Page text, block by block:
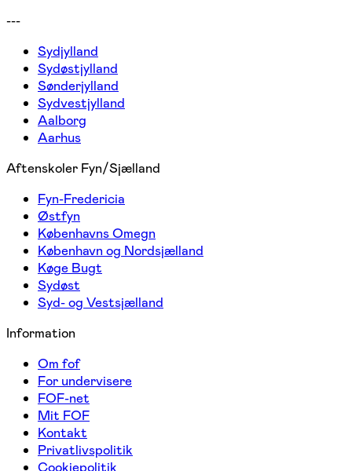
---
Sydjylland
Sydøstjylland
Sønderjylland
Sydvestjylland
Aalborg
Aarhus
Aftenskoler Fyn/Sjælland
Fyn-Fredericia
Østfyn
Københavns Omegn
København og Nordsjælland
Køge Bugt
Sydøst
Syd- og Vestsjælland
Information
Om fof
For undervisere
FOF-net
Mit FOF
Kontakt
Privatlivspolitik
Cookiepolitik